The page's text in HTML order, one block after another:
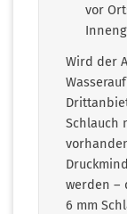
vor
Wird der
Schlauch
werden –
6 mm